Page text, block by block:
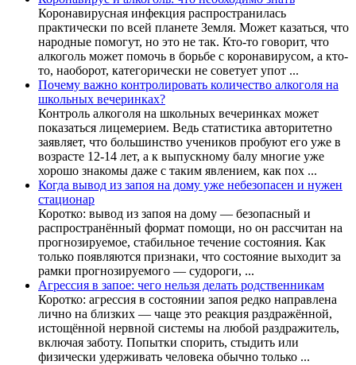
Коронавирусная инфекция распространилась
практически по всей планете Земля. Может казаться, что
народные помогут, но это не так. Кто-то говорит, что
алкоголь может помочь в борьбе с коронавирусом, а кто-
то, наоборот, категорически не советует упот ...
Почему важно контролировать количество алкоголя на
школьных вечеринках?
Контроль алкоголя на школьных вечеринках может
показаться лицемерием. Ведь статистика авторитетно
заявляет, что большинство учеников пробуют его уже в
возрасте 12-14 лет, а к выпускному балу многие уже
хорошо знакомы даже с таким явлением, как пох ...
Когда вывод из запоя на дому уже небезопасен и нужен
стационар
Коротко: вывод из запоя на дому — безопасный и
распространённый формат помощи, но он рассчитан на
прогнозируемое, стабильное течение состояния. Как
только появляются признаки, что состояние выходит за
рамки прогнозируемого — судороги, ...
Агрессия в запое: чего нельзя делать родственникам
Коротко: агрессия в состоянии запоя редко направлена
лично на близких — чаще это реакция раздражённой,
истощённой нервной системы на любой раздражитель,
включая заботу. Попытки спорить, стыдить или
физически удерживать человека обычно только ...